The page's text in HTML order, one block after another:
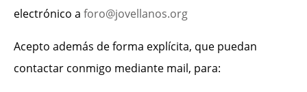
electrónico a foro@jovellanos.org
Acepto además de forma explícita, que puedan
contactar conmigo mediante mail, para: